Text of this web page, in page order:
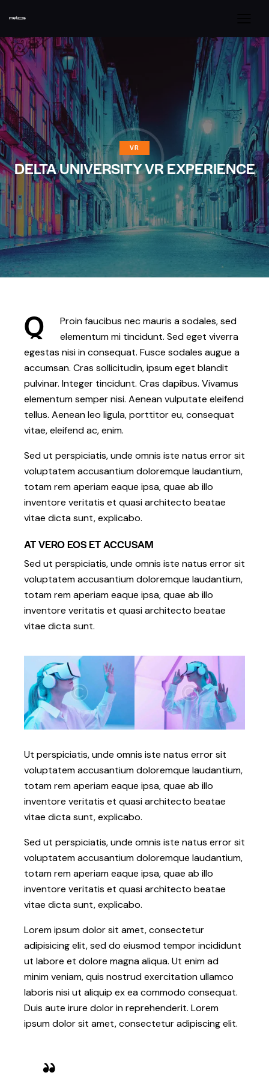
VR
DELTA UNIVERSITY VR EXPERIENCE
Q
Proin faucibus nec mauris a sodales, sed
elementum mi tincidunt. Sed eget viverra
egestas nisi in consequat. Fusce sodales augue a
accumsan. Cras sollicitudin, ipsum eget blandit
pulvinar. Integer tincidunt. Cras dapibus. Vivamus
elementum semper nisi. Aenean vulputate eleifend
tellus. Aenean leo ligula, porttitor eu, consequat
vitae, eleifend ac, enim.
Sed ut perspiciatis, unde omnis iste natus error sit
voluptatem accusantium doloremque laudantium,
totam rem aperiam eaque ipsa, quae ab illo
inventore veritatis et quasi architecto beatae
vitae dicta sunt, explicabo.
AT VERO EOS ET ACCUSAM
Sed ut perspiciatis, unde omnis iste natus error sit
voluptatem accusantium doloremque laudantium,
totam rem aperiam eaque ipsa, quae ab illo
inventore veritatis et quasi architecto beatae
vitae dicta sunt.
Ut perspiciatis, unde omnis iste natus error sit
voluptatem accusantium doloremque laudantium,
totam rem aperiam eaque ipsa, quae ab illo
inventore veritatis et quasi architecto beatae
vitae dicta sunt, explicabo.
Sed ut perspiciatis, unde omnis iste natus error sit
voluptatem accusantium doloremque laudantium,
totam rem aperiam eaque ipsa, quae ab illo
inventore veritatis et quasi architecto beatae
vitae dicta sunt, explicabo.
Lorem ipsum dolor sit amet, consectetur
adipisicing elit, sed do eiusmod tempor incididunt
ut labore et dolore magna aliqua. Ut enim ad
minim veniam, quis nostrud exercitation ullamco
laboris nisi ut aliquip ex ea commodo consequat.
Duis aute irure dolor in reprehenderit. Lorem
ipsum dolor sit amet, consectetur adipiscing elit.